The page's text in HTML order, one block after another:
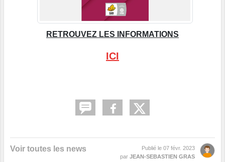
RETROUVEZ LES INFORMATIONS
ICI
Voir toutes les news Publié le 07 févr. 2023
par JEAN-SEBASTIEN GRAS